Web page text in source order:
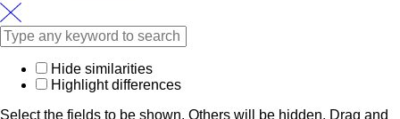
Hide similarities
Highlight differences
Select the fields to be shown. Others will be hidden. Drag and